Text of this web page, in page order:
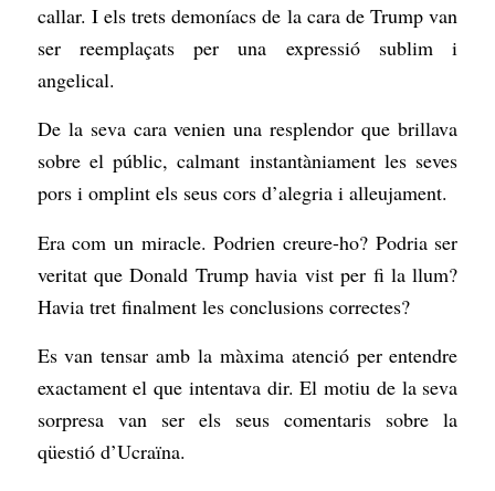
callar. I els trets demoníacs de la cara de Trump van
ser reemplaçats per una expressió sublim i
angelical.
De la seva cara venien una resplendor que brillava
sobre el públic, calmant instantàniament les seves
pors i omplint els seus cors d’alegria i alleujament.
Era com un miracle. Podrien creure-ho? Podria ser
veritat que Donald Trump havia vist per fi la llum?
Havia tret finalment les conclusions correctes?
Es van tensar amb la màxima atenció per entendre
exactament el que intentava dir. El motiu de la seva
sorpresa van ser els seus comentaris sobre la
qüestió d’Ucraïna.